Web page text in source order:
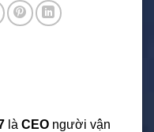
là CEO người vận